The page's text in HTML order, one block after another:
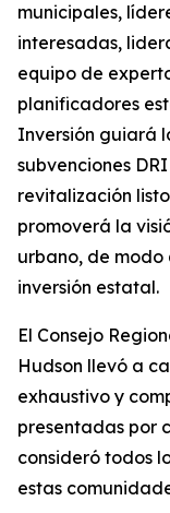
municipales,
interesadas,
equipo de
planificadores
Inversión guiará
subvenciones
revitalización
promoverá la
urbano, de
inversión estatal.
El Consejo
Hudson llevó a
exhaustivo y
presentadas por
consideró todos
estas